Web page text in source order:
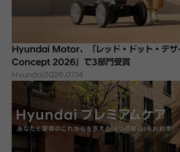
Hyundai Motor、「レッド・ドット・デ
Concept 2026」で3部門受賞
Hyundai2026.07.14